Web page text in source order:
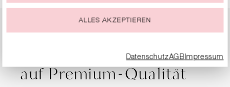
Designer Blusen für
Damen – Eleganz trifft
auf Premium-Qualität
jeder Zeit ändern oder widerrufen.
ALLES AKZEPTIEREN
DatenschutzAGBImpressum